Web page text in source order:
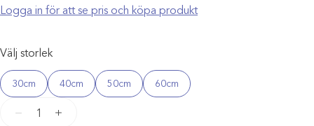
Logga in för att se pris och köpa produkt
Välj storlek
30cm 40cm 50cm 60cm
Kraghalsband
+